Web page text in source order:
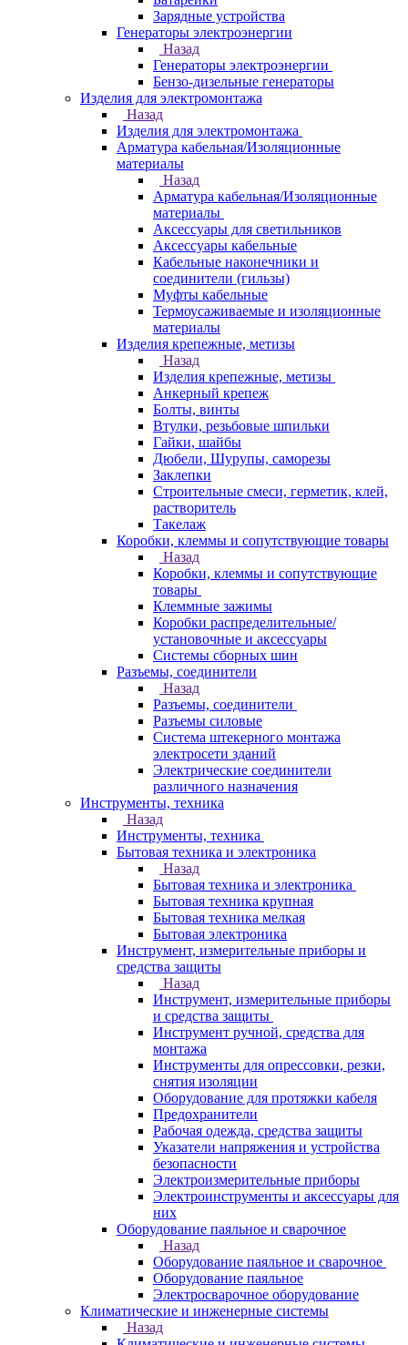
Зарядные устройства
Генераторы электроэнергии
Назад
Генераторы электроэнергии
Бензо-дизельные генераторы
Изделия для электромонтажа
Назад
Изделия для электромонтажа
Арматура кабельная/Изоляционные
материалы
Назад
Арматура кабельная/Изоляционные
материалы
Аксессуары для светильников
Аксессуары кабельные
Кабельные наконечники и
соединители (гильзы)
Муфты кабельные
Термоусаживаемые и изоляционные
материалы
Изделия крепежные, метизы
Назад
Изделия крепежные, метизы
Анкерный крепеж
Болты, винты
Втулки, резьбовые шпильки
Гайки, шайбы
Дюбели, Шурупы, саморезы
Заклепки
Строительные смеси, герметик, клей,
растворитель
Такелаж
Коробки, клеммы и сопутствующие товары
Назад
Коробки, клеммы и сопутствующие
товары
Клеммные зажимы
Коробки распределительные/
установочные и аксессуары
Системы сборных шин
Разъемы, соединители
Назад
Разъемы, соединители
Разъемы силовые
Система штекерного монтажа
электросети зданий
Электрические соединители
различного назначения
Инструменты, техника
Назад
Инструменты, техника
Бытовая техника и электроника
Назад
Бытовая техника и электроника
Бытовая техника крупная
Бытовая техника мелкая
Бытовая электроника
Инструмент, измерительные приборы и
средства защиты
Назад
Инструмент, измерительные приборы
и средства защиты
Инструмент ручной, средства для
монтажа
Инструменты для опрессовки, резки,
снятия изоляции
Оборудование для протяжки кабеля
Предохранители
Рабочая одежда, средства защиты
Указатели напряжения и устройства
безопасности
Электроизмерительные приборы
Электроинструменты и аксессуары для
них
Оборудование паяльное и сварочное
Назад
Оборудование паяльное и сварочное
Оборудование паяльное
Электросварочное оборудование
Климатические и инженерные системы
Назад